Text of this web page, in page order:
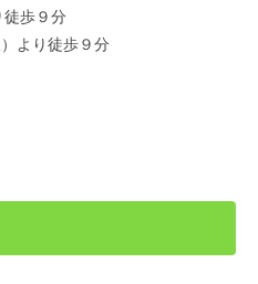
徒歩９分
より徒歩９分